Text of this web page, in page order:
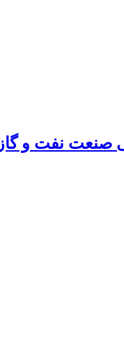
نفت و گاز